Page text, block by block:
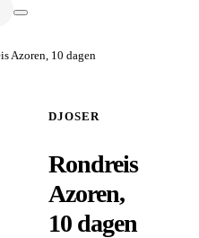
Azoren, 10 dagen
DJOSER
Rondreis
Azoren,
10 dagen